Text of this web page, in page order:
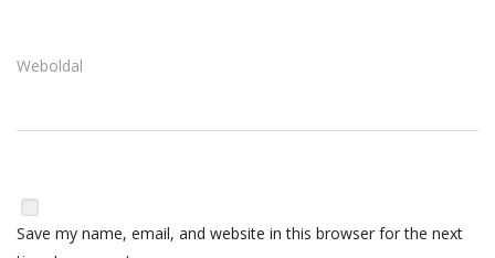
Weboldal
Save my name, email, and website in this browser for the next